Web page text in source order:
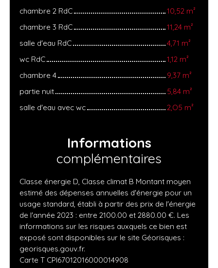
chambre 2 RdC
10,52 m²
chambre 3 RdC
11,24 m²
salle d'eau RdC
4,71 m²
wc RdC
1,12 m²
chambre 4
9,37 m²
partie nuit
5,84 m²
salle d'eau avec wc
2,O5 m²
Informations
complémentaires
Classe énergie D, Classe climat B Montant moyen
estimé des dépenses annuelles d'énergie pour un
usage standard, établi à partir des prix de l'énergie
de l'année 2023 : entre 2100.00 et 2880.00 €. Les
informations sur les risques auxquels ce bien est
exposé sont disponibles sur le site Géorisques :
georisques.gouv.fr.
Carte T CPI67012016000014908